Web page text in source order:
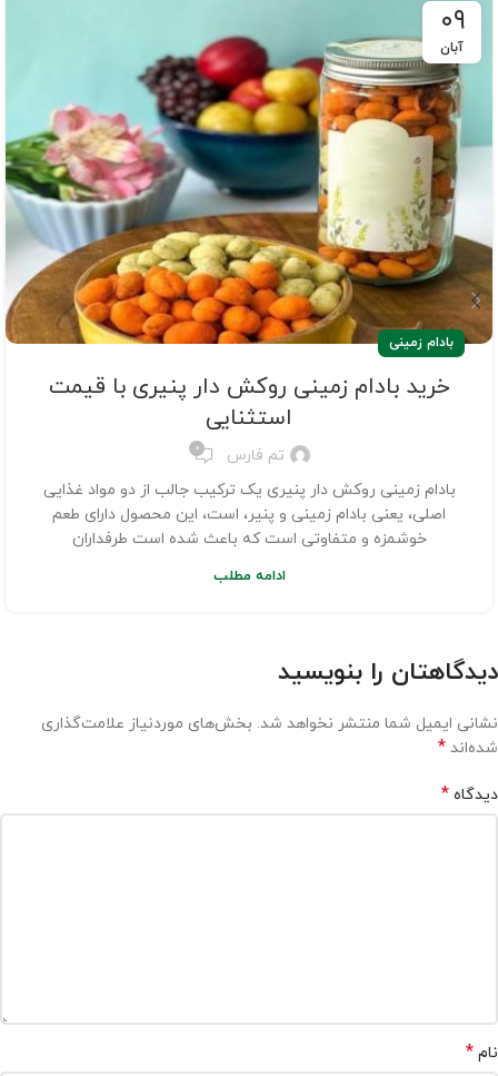
۰۹
آبان
بادام زمینی
خرید بادام زمینی روکش دار پنیری با قیمت
استثنایی
تم فارس 0
بادام زمینی روکش دار پنیری یک ترکیب جالب از دو مواد غذایی
اصلی، یعنی بادام زمینی و پنیر، است، این محصول دارای طعم
خوشمزه و متفاوتی است که باعث شده است طرفداران
ادامه مطلب
دیدگاهتان را بنویسید
نشانی ایمیل شما منتشر نخواهد شد. بخش‌های موردنیاز علامت‌گذاری
شده‌اند *
دیدگاه *
نام *